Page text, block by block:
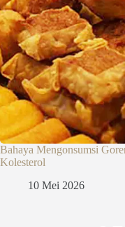
Bahaya Mengonsumsi
Kolesterol
10 Mei 2026